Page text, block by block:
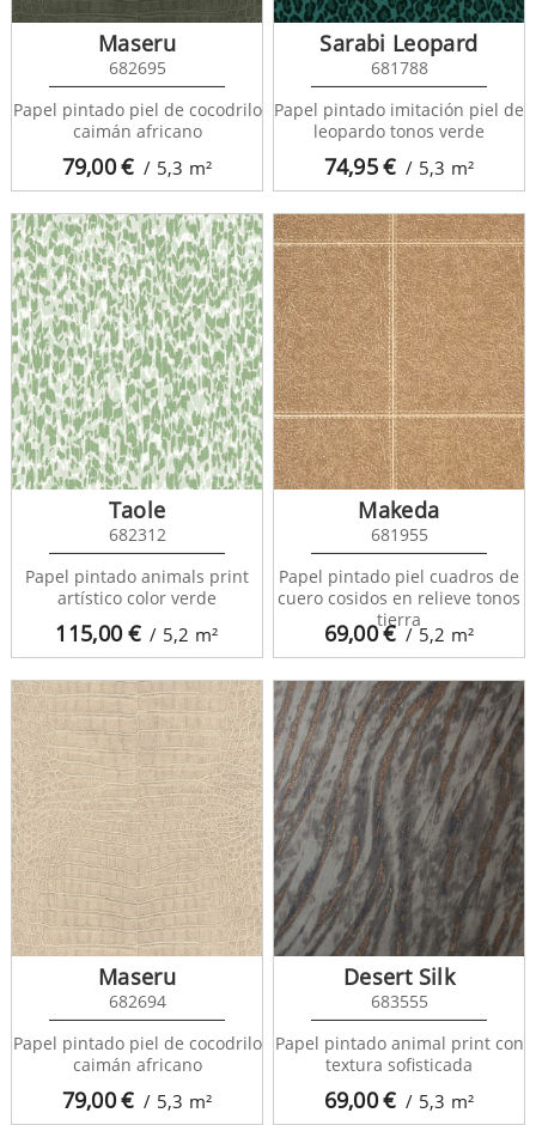
79,00€ / 5,3 m²
Maseru
682695
Papel pintado piel de cocodrilo
caimán africano
74,95€ / 5,3 m²
Sarabi Leopard
681788
Papel pintado imitación piel de
leopardo tonos verde
115,00€ / 5,2 m²
Taole
682312
Papel pintado animals print
artístico color verde
69,00€ / 5,2 m²
Makeda
681955
Papel pintado piel cuadros de
cuero cosidos en relieve tonos
tierra
79,00€ / 5,3 m²
Maseru
682694
Papel pintado piel de cocodrilo
caimán africano
69,00€ / 5,3 m²
Desert Silk
683555
Papel pintado animal print con
textura sofisticada